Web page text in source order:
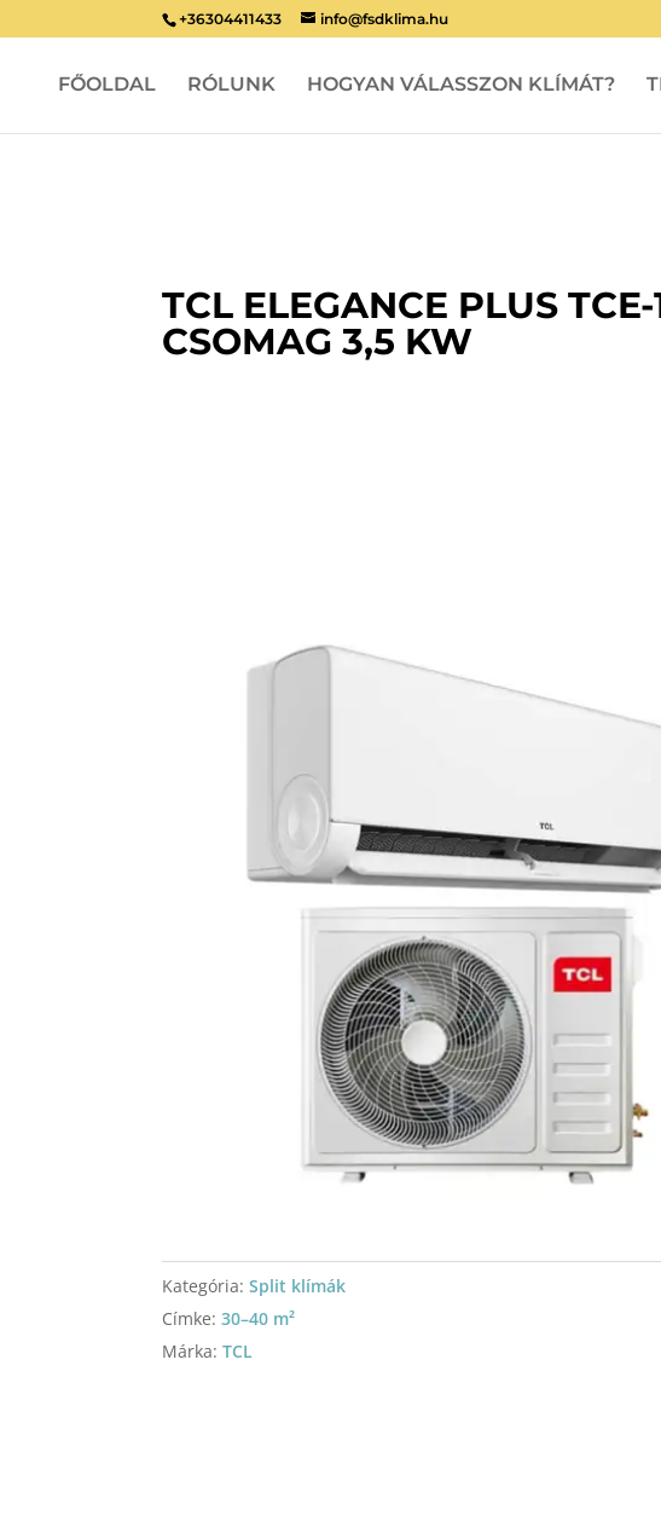
+36304411433 info@fsdklima.hu
FŐOLDAL RÓLUNK HOGYAN VÁLASSZON KLÍMÁT?
TCL ELEGANCE PLUS
CSOMAG 3,5 KW
Kategória:Split klímák
Címke:30–40 m²
Márka:TCL